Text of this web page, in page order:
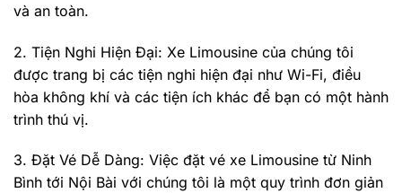
và an toàn.
2. Tiện Nghi Hiện Đại: Xe Limousine của chúng tôi
được trang bị các tiện nghi hiện đại như Wi-Fi, điều
hòa không khí và các tiện ích khác để bạn có một hành
trình thú vị.
3. Đặt Vé Dễ Dàng: Việc đặt vé xe Limousine từ Ninh
Bình tới Nội Bài với chúng tôi là một quy trình đơn giản